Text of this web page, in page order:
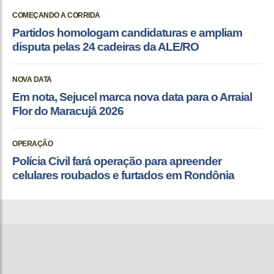
COMEÇANDO A CORRIDA
Partidos homologam candidaturas e ampliam
disputa pelas 24 cadeiras da ALE/RO
NOVA DATA
Em nota, Sejucel marca nova data para o Arraial
Flor do Maracujá 2026
OPERAÇÃO
Polícia Civil fará operação para apreender
celulares roubados e furtados em Rondônia